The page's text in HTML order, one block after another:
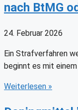
nach BtMG
24. Februar 2026
Ein Strafverfahren
beginnt es mit
Weiterlesen »